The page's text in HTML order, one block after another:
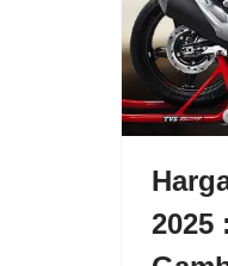
2025